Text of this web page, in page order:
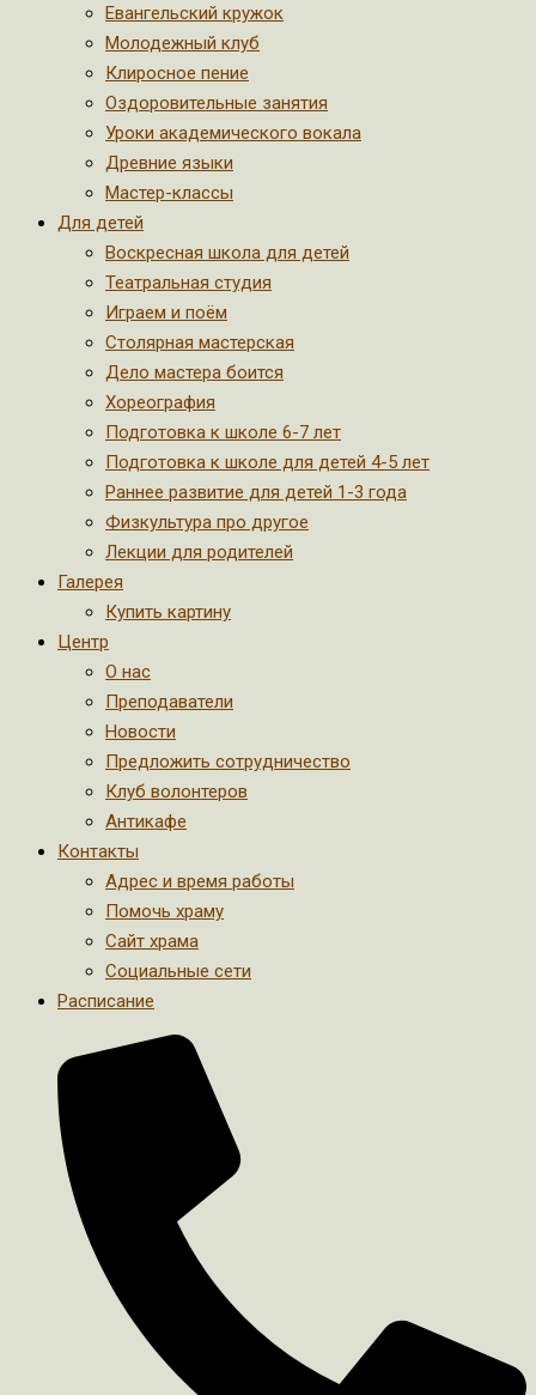
Евангельский кружок
Молодежный клуб
Клиросное пение
Оздоровительные занятия
Уроки академического вокала
Древние языки
Мастер-классы
Для детей
Воскресная школа для детей
Театральная студия
Играем и поём
Столярная мастерская
Дело мастера боится
Хореография
Подготовка к школе 6-7 лет
Подготовка к школе для детей 4-5 лет
Раннее развитие для детей 1-3 года
Физкультура про другое
Лекции для родителей
Галерея
Купить картину
Центр
О нас
Преподаватели
Новости
Предложить сотрудничество
Клуб волонтеров
Антикафе
Контакты
Адрес и время работы
Помочь храму
Сайт храма
Социальные сети
Расписание